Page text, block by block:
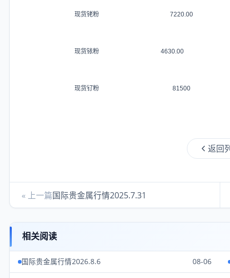
现货铑粉 7220.00
现货铱粉 4630.00
现货钌粉 81500
返回
« 上一篇国际贵金属行情2025.7.31
相关阅读
国际贵金属行情2026.8.6 08-06